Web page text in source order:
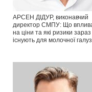
АРСЕН ДІДУР, виконавчий
директор СМПУ: Що
на ціни та які ризики зараз
існують для молочної